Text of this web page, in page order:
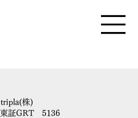
tripla(株)
東証GRT 5136